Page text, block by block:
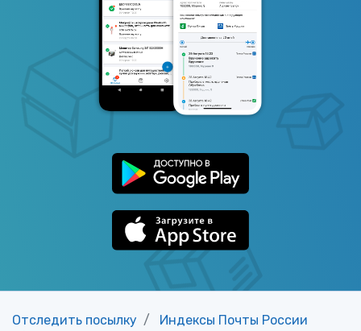
Отследить посылку
Индексы Почты России